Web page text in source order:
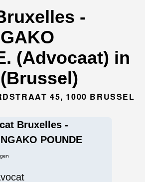
-
(Advocaat) in
45, 1000 BRUSSEL
Bruxelles -
POUNDE